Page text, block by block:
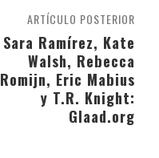
ARTÍCULO POSTERIOR
Sara Ramírez, Kate
Walsh, Rebecca
Romijn, Eric Mabius
y T.R. Knight:
Glaad.org